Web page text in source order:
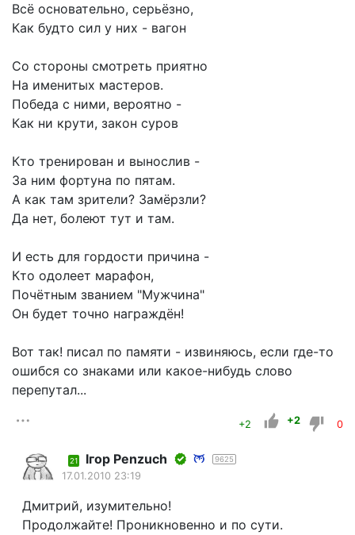
Всё основательно, серьёзно,
Как будто сил у них - вагон
Со стороны смотреть приятно
На именитых мастеров.
Победа с ними, вероятно -
Как ни крути, закон суров
Кто тренирован и вынослив -
За ним фортуна по пятам.
А как там зрители? Замёрзли?
Да нет, болеют тут и там.
И есть для гордости причина -
Кто одолеет марафон,
Почётным званием "Мужчина"
Он будет точно награждён!
Вот так! писал по памяти - извиняюсь, если где-то
ошибся со знаками или какое-нибудь слово
перепутал...
+2 +2 0
21 Iгор Penzuch 9625
17.01.2010 23:19
Дмитрий, изумительно!
Продолжайте! Проникновенно и по сути.